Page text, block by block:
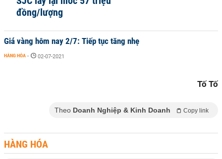
đồng/lượng
Giá vàng hôm nay 2/7: Tiếp tục tăng nhẹ
HÀNG HÓA - 02-07-2021
Tố Tố
Theo Doanh Nghiệp & Kinh Doanh Copy link
HÀNG HÓA